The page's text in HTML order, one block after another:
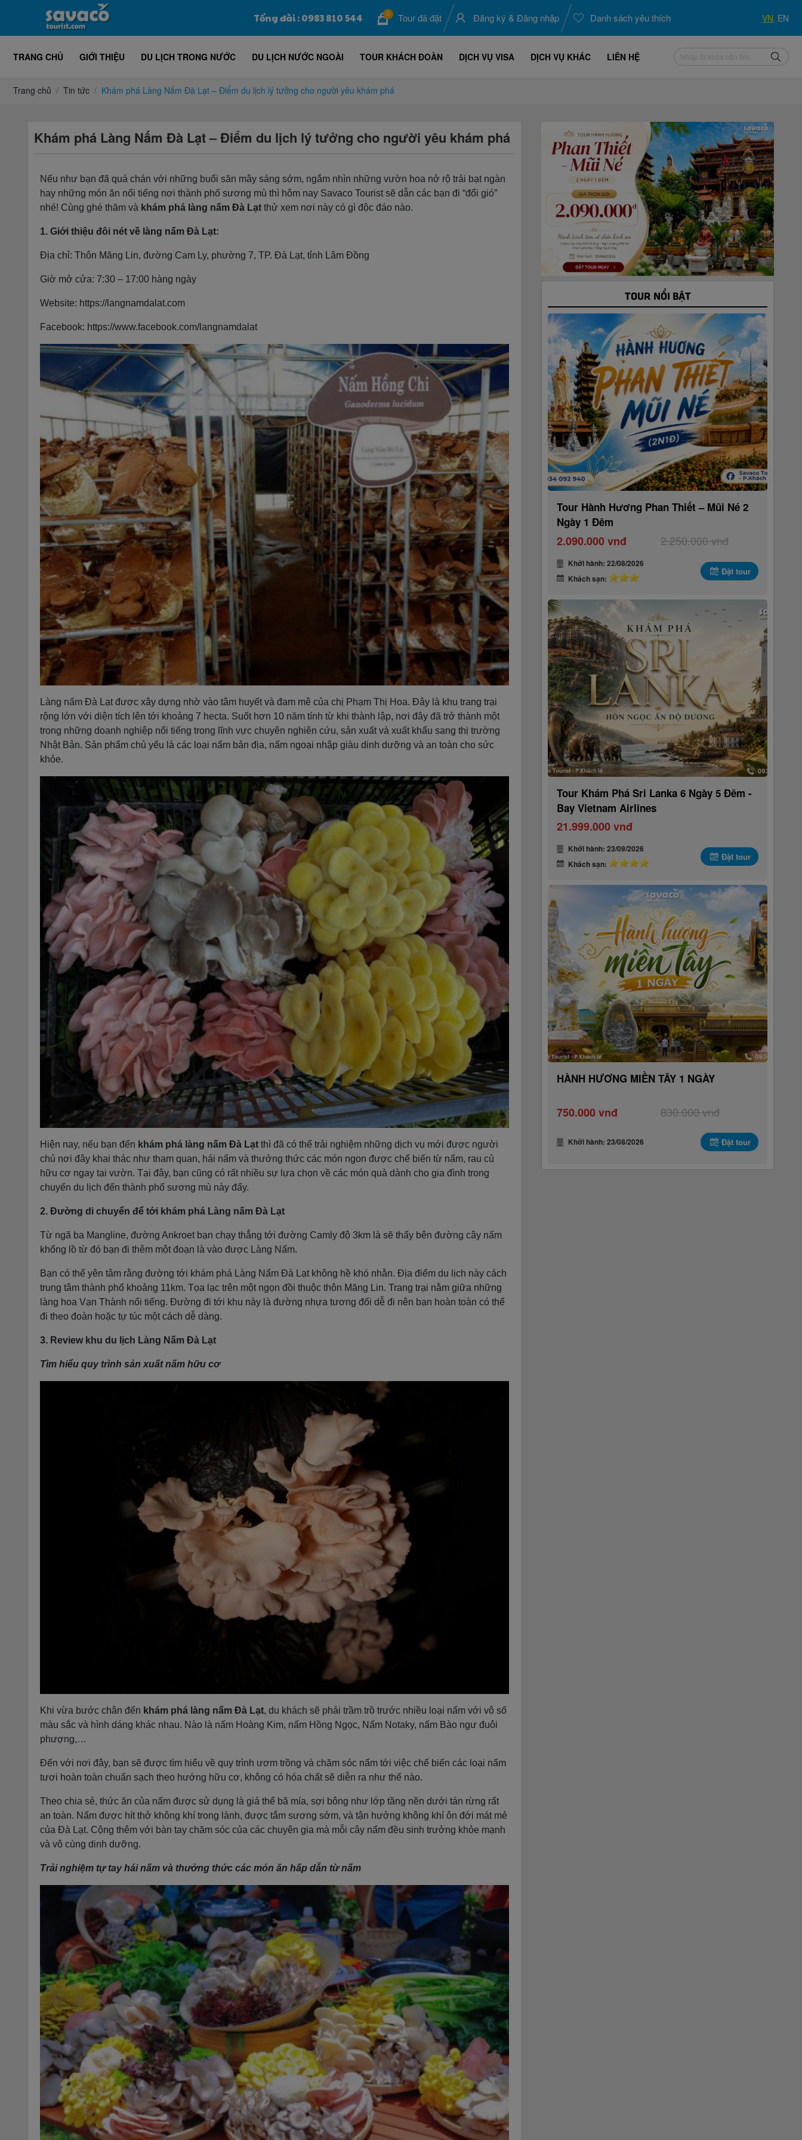
Tổng đài : 0983 810 544 0 Tour đã đặt Đăng ký &Đăng nhập Danh sách yêu thích VN EN
TRANG CHỦ GIỚI THIỆU DU LỊCH TRONG NƯỚC DU LỊCH NƯỚC NGOÀI TOUR KHÁCH ĐOÀN DỊCH VỤ VISA DỊCH VỤ KHÁC LIÊN HỆ
Trang chủ Tin tức Khám phá Làng Nấm Đà Lạt – Điểm du lịch lý tưởng cho người yêu khám phá
Khám phá Làng Nấm Đà Lạt – Điểm du lịch lý tưởng cho người yêu khám phá
Nếu như bạn đã quá chán với những buổi săn mây sáng sớm, ngắm nhìn những vườn hoa nở rộ trải bạt ngàn
hay những món ăn nổi tiếng nơi thành phố sương mù thì hôm nay Savaco Tourist sẽ dẫn các bạn đi “đổi gió”
nhé! Cùng ghé thăm và khám phá làng nấm Đà Lạt thử xem nơi này có gì độc đáo nào.
1. Giới thiệu đôi nét về làng nấm Đà Lạt:
Địa chỉ: Thôn Măng Lin, đường Cam Ly, phường 7, TP. Đà Lạt, tỉnh Lâm Đồng
Giờ mở cửa: 7:30 – 17:00 hàng ngày
Website: https://langnamdalat.com
Facebook: https://www.facebook.com/langnamdalat
Làng nấm Đà Lạt được xây dựng nhờ vào tâm huyết và đam mê của chị Phạm Thị Hoa. Đây là khu trang trại
rộng lớn với diện tích lên tới khoảng 7 hecta. Suốt hơn 10 năm tính từ khi thành lập, nơi đây đã trở thành một
trong những doanh nghiệp nổi tiếng trong lĩnh vực chuyên nghiên cứu, sản xuất và xuất khẩu sang thị trường
Nhật Bản. Sản phẩm chủ yếu là các loại nấm bản địa, nấm ngoại nhập giàu dinh dưỡng và an toàn cho sức
khỏe.
Hiện nay, nếu bạn đến khám phá làng nấm Đà Lạt thì đã có thể trải nghiệm những dịch vụ mới được người
chủ nơi đây khai thác như tham quan, hái nấm và thưởng thức các món ngon được chế biến từ nấm, rau củ
hữu cơ ngay tại vườn. Tại đây, bạn cũng có rất nhiều sự lựa chọn về các món quà dành cho gia đình trong
chuyến du lịch đến thành phố sương mù này đấy.
2. Đường di chuyển để tới khám phá Làng nấm Đà Lạt
Từ ngã ba Mangline, đường Ankroet bạn chạy thẳng tới đường Camly độ 3km là sẽ thấy bên đường cây nấm
khổng lồ từ đó bạn đi thêm một đoạn là vào được Làng Nấm.
Bạn có thể yên tâm rằng đường tới khám phá Làng Nấm Đà Lạt không hề khó nhằn. Địa điểm du lịch này cách
trung tâm thành phố khoảng 11km. Tọa lạc trên một ngọn đồi thuộc thôn Măng Lin. Trang trại nằm giữa những
làng hoa Vạn Thành nổi tiếng. Đường đi tới khu này là đường nhựa tương đối dễ đi nên bạn hoàn toàn có thể
đi theo đoàn hoặc tự túc một cách dễ dàng.
3. Review khu du lịch Làng Nấm Đà Lạt
Tìm hiểu quy trình sản xuất nấm hữu cơ
Khi vừa bước chân đến khám phá làng nấm Đà Lạt, du khách sẽ phải trầm trồ trước nhiều loại nấm với vô số
màu sắc và hình dáng khác nhau. Nào là nấm Hoàng Kim, nấm Hồng Ngọc, Nấm Notaky, nấm Bào ngư đuôi
phượng,…
Đến với nơi đây, bạn sẽ được tìm hiểu về quy trình ươm trồng và chăm sóc nấm tới việc chế biến các loại nấm
tươi hoàn toàn chuẩn sạch theo hướng hữu cơ, không có hóa chất sẽ diễn ra như thế nào.
Theo chia sẻ, thức ăn của nấm được sử dụng là giá thể bã mía, sợi bông như lớp tầng nền dưới tán rừng rất
an toàn. Nấm được hít thở không khí trong lành, được tắm sương sớm, và tận hưởng không khí ôn đới mát mẻ
của Đà Lạt. Cộng thêm với bàn tay chăm sóc của các chuyên gia mà mỗi cây nấm đều sinh trưởng khỏe mạnh
và vô cùng dinh dưỡng.
Trải nghiệm tự tay hái nấm và thưởng thức các món ăn hấp dẫn từ nấm
TOUR NỔI BẬT
Tour Hành Hương Phan Thiết – Mũi Né 2
Ngày 1 Đêm
2.090.000 vnđ 2.250.000 vnđ
Khởi hành: 22/08/2026
Khách sạn:
Đặt tour
Tour Khám Phá Sri Lanka 6 Ngày 5 Đêm -
Bay Vietnam Airlines
21.999.000 vnđ
Khởi hành: 23/09/2026
Khách sạn:
Đặt tour
HÀNH HƯƠNG MIỀN TÂY 1 NGÀY
750.000 vnđ 830.000 vnđ
Khởi hành: 23/08/2026 Đặt tour